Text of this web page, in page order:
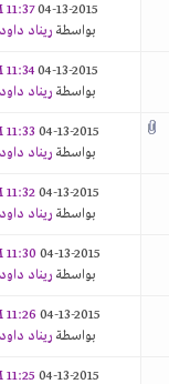
04-13-2015
11:37 AM
بواسطةريناد داود
04-13-2015
11:34 AM
بواسطةريناد داود
04-13-2015
11:33 AM
بواسطةريناد داود
04-13-2015
11:32 AM
بواسطةريناد داود
04-13-2015
11:30 AM
بواسطةريناد داود
04-13-2015
11:26 AM
بواسطةريناد داود
04-13-2015
11:25 AM